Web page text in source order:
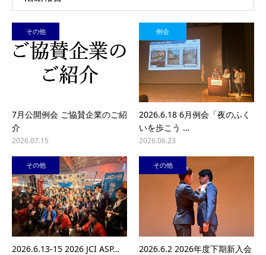
その他
7月公開例会 ご協賛企業のご紹
介
2026.07.15
例会
2026.6.18 6月例会「夜のふく
いを歩こう …
2026.06.23
その他
2026.6.13-15 2026 JCI ASP…
その他
2026.6.2 2026年度下期新入会